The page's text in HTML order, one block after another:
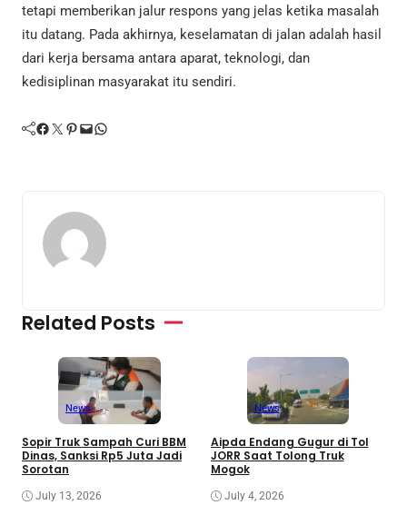
tetapi memberikan jalur respons yang jelas ketika masalah
itu datang. Pada akhirnya, keselamatan di jalan adalah hasil
dari kerja bersama antara aparat, teknologi, dan
kedisiplinan masyarakat itu sendiri.
Facebook Twitter Pinterest Mail WhatsApp
Related Posts
News
Sopir Truk Sampah Curi BBM
Dinas, Sanksi Rp5 Juta Jadi
Sorotan
July 13, 2026
News
Aipda Endang Gugur di Tol
JORR Saat Tolong Truk
Mogok
July 4, 2026